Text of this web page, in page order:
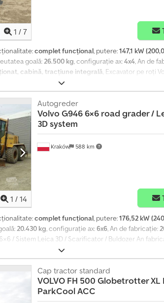
1 / 7
complet funcțional, putere:147,1 kW
goală:26.500 kg, configurație ax:4x4, An de
cabină, tracțiune integrală, Excavator pe roți
Greutate: 26.500 kg Motor cu 6 cilindri, 200 CP
Chedpjzrfx Hefx Aigea Radio Transmisie
1 / 14
Kraków 588 km
Autogreder
VolvoG946 6×6 road grader /
3D system
complet funcțional, putere:176,52 kW
20.430 kg, configurație ax:6x6, An de fabricație:
/ Sistem Leica 3D / Scarificator / Buldozer An
240 CP Dimensiuni: Lungime: 900 cm Lățime: 300
Nivelator Starea tehnică și vizuală este foarte
Cap tractor standard
VOLVO FH 500 Globetrotter XL
ParkCool ACC